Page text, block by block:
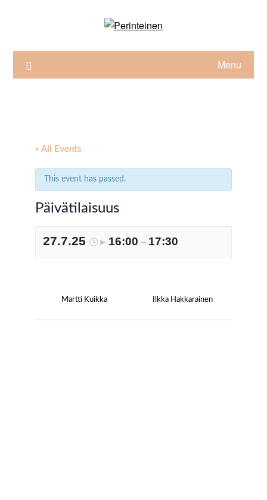
Menu
« All Events
This event has passed.
Päivätilaisuus
27.7.25 🕓➤ 16:00 – 17:30
Martti Kuikka Ilkka Hakkarainen